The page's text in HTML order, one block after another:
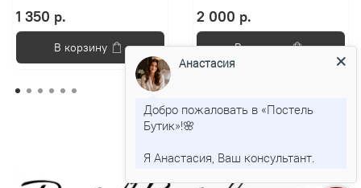
1 350 р.
В корзину
2 000 р.
В корзину
Анастасия
Добро пожаловать в «Постель
Бутик»!🌸
Я Анастасия, Ваш консультант.